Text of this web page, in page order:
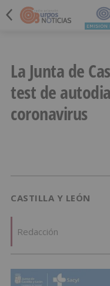
La Junta de
test de
coronavirus
CASTILLA Y LEÓN
Redacción